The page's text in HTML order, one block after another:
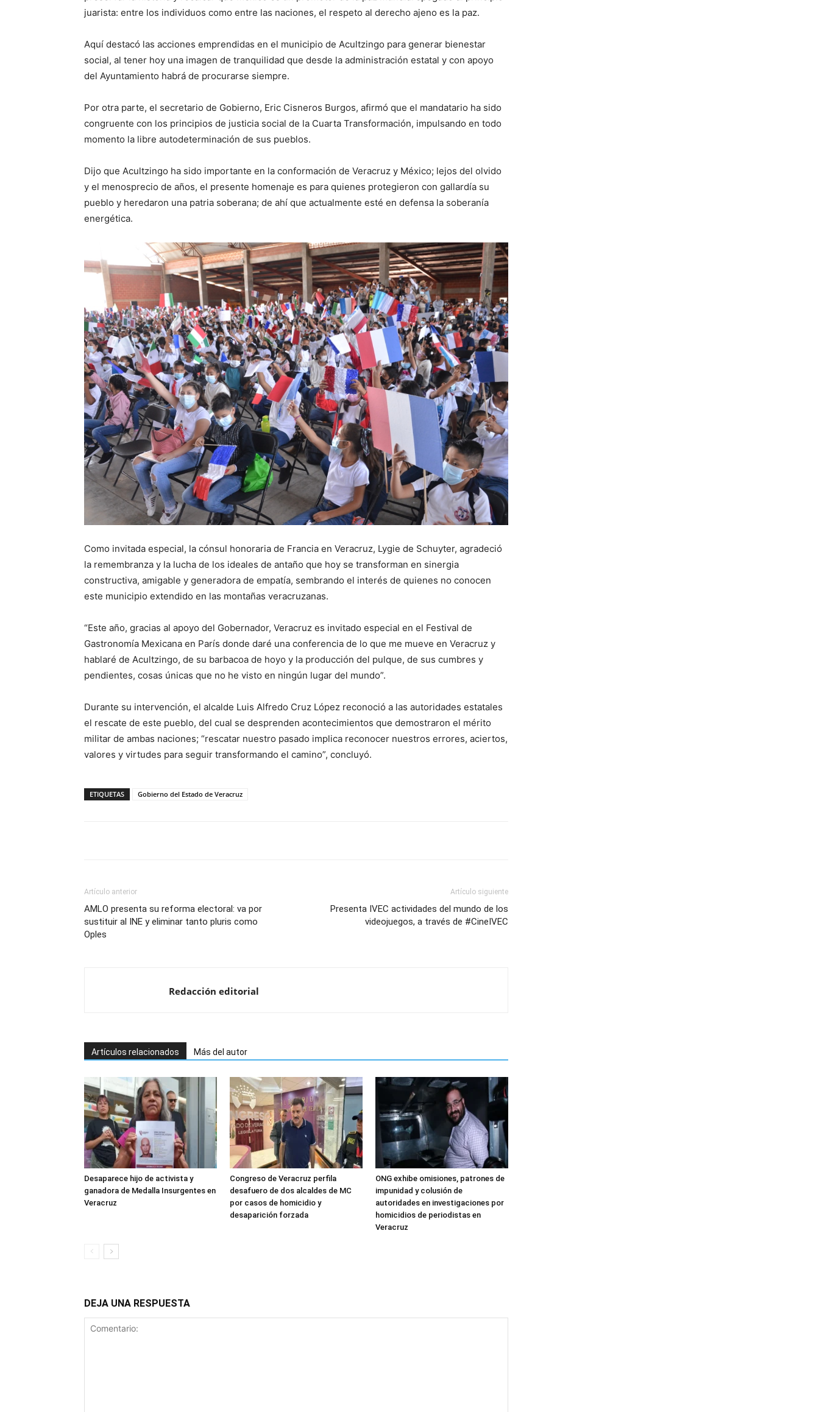
juarista: entre los individuos como entre las naciones, el respeto al derecho ajeno es la paz.
Aquí destacó las acciones emprendidas en el municipio de Acultzingo para generar bienestar
social, al tener hoy una imagen de tranquilidad que desde la administración estatal y con apoyo
del Ayuntamiento habrá de procurarse siempre.
Por otra parte, el secretario de Gobierno, Eric Cisneros Burgos, afirmó que el mandatario ha sido
congruente con los principios de justicia social de la Cuarta Transformación, impulsando en todo
momento la libre autodeterminación de sus pueblos.
Dijo que Acultzingo ha sido importante en la conformación de Veracruz y México; lejos del olvido
y el menosprecio de años, el presente homenaje es para quienes protegieron con gallardía su
pueblo y heredaron una patria soberana; de ahí que actualmente esté en defensa la soberanía
energética.
Como invitada especial, la cónsul honoraria de Francia en Veracruz, Lygie de Schuyter, agradeció
la remembranza y la lucha de los ideales de antaño que hoy se transforman en sinergia
constructiva, amigable y generadora de empatía, sembrando el interés de quienes no conocen
este municipio extendido en las montañas veracruzanas.
“Este año, gracias al apoyo del Gobernador, Veracruz es invitado especial en el Festival de
Gastronomía Mexicana en París donde daré una conferencia de lo que me mueve en Veracruz y
hablaré de Acultzingo, de su barbacoa de hoyo y la producción del pulque, de sus cumbres y
pendientes, cosas únicas que no he visto en ningún lugar del mundo”.
Durante su intervención, el alcalde Luis Alfredo Cruz López reconoció a las autoridades estatales
el rescate de este pueblo, del cual se desprenden acontecimientos que demostraron el mérito
militar de ambas naciones; “rescatar nuestro pasado implica reconocer nuestros errores, aciertos,
valores y virtudes para seguir transformando el camino”, concluyó.
ETIQUETAS Gobierno del Estado de Veracruz
Artículo anterior
AMLO presenta su reforma electoral: va por
sustituir al INE y eliminar tanto pluris como
Oples
Artículo siguiente
Presenta IVEC actividades del mundo de los
videojuegos, a través de #CineIVEC
Redacción editorial
Artículos relacionados Más del autor
Desaparece hijo de activista y
ganadora de Medalla Insurgentes en
Veracruz
Congreso de Veracruz perfila
desafuero de dos alcaldes de MC
por casos de homicidio y
desaparición forzada
ONG exhibe omisiones, patrones de
impunidad y colusión de
autoridades en investigaciones por
homicidios de periodistas en
Veracruz
DEJA UNA RESPUESTA